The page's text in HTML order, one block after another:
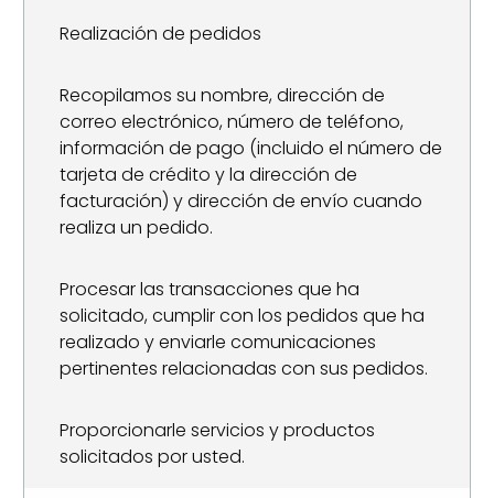
Realización de pedidos
Recopilamos su nombre, dirección de
correo electrónico, número de teléfono,
información de pago (incluido el número de
tarjeta de crédito y la dirección de
facturación) y dirección de envío cuando
realiza un pedido.
Procesar las transacciones que ha
solicitado, cumplir con los pedidos que ha
realizado y enviarle comunicaciones
pertinentes relacionadas con sus pedidos.
Proporcionarle servicios y productos
solicitados por usted.